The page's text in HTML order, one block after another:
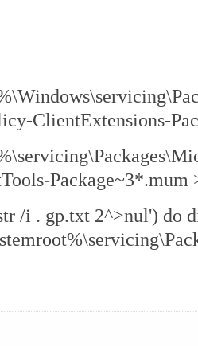
ClientExtensions-
Package~3*.mum
/i . gp.txt 2^>nul') do